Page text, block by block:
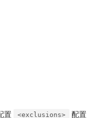
置 <exclusions>
配置